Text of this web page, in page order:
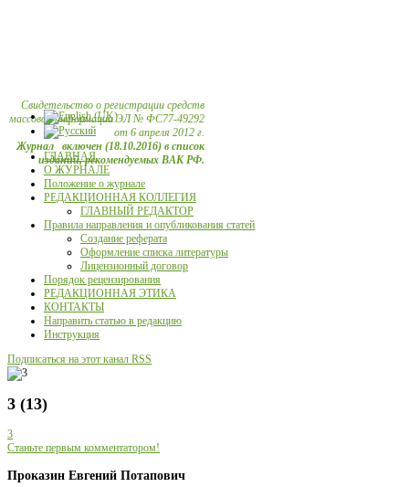
Свидетельство о регистрации средств
массовой информации ЭЛ № ФС77-49292
от 6 апреля 2012 г.
Журнал включен (18.10.2016) в список
изданий, рекомендуемых ВАК РФ.
ГЛАВНАЯ
О ЖУРНАЛЕ
Положение о журнале
РЕДАКЦИОННАЯ КОЛЛЕГИЯ
ГЛАВНЫЙ РЕДАКТОР
Правила направления и опубликования статей
Создание реферата
Оформление списка литературы
Лицензионный договор
Порядок рецензирования
РЕДАКЦИОННАЯ ЭТИКА
КОНТАКТЫ
Направить статью в редакцию
Инструкция
Подписаться на этот канал RSS
3 (13)
3
Станьте первым комментатором!
Проказин Евгений Потапович